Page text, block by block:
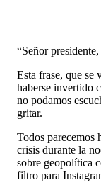
“Señor
Esta frase, que se
haberse invertido
no podamos
gritar.
Todos parecemos
crisis durante la
sobre geopolítica
filtro para